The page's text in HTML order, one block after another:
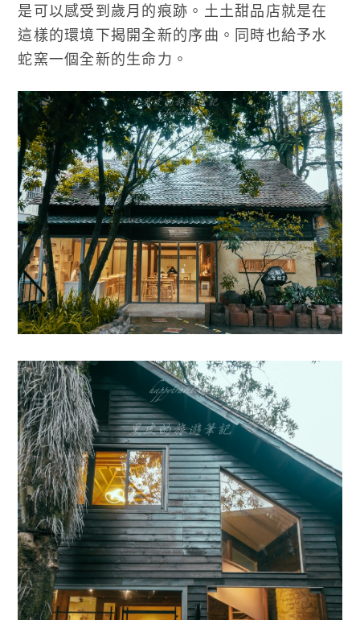
是可以感受到歲月的痕跡。土土甜品店就是在
這樣的環境下揭開全新的序曲。同時也給予水
蛇窯一個全新的生命力。